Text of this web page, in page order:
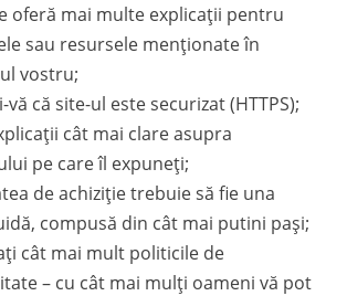
oferă mai multe explicații pentru
sau resursele menționate în
vostru;
că site-ul este securizat (HTTPS);
cât mai clare asupra
pe care îl expuneți;
de achiziție trebuie să fie una
compusă din cât mai putini pași;
cât mai mult politicile de
– cu cât mai mulți oameni vă pot